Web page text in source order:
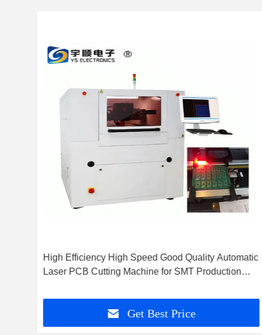
High Efficiency High Speed Good Quality Automatic
Laser PCB Cutting Machine for SMT Production
Get Best Price